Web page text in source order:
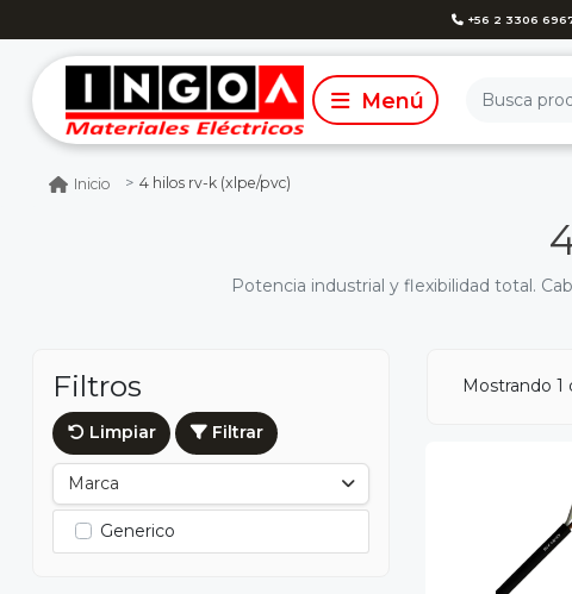
+56 2 3306
Inicio 4 hilos rv-k (xlpe/pvc)
Potencia industrial y flexibilidad total.
Filtros
Limpiar Filtrar
Marca
Generico
Mostrando 1